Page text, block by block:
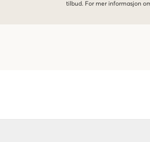
tilbud. For mer informasjon